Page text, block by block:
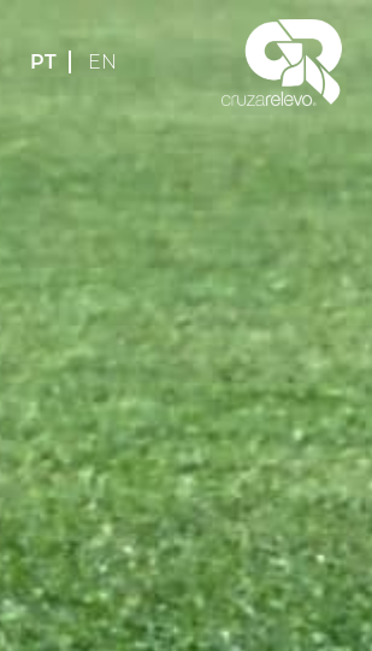
PT EN